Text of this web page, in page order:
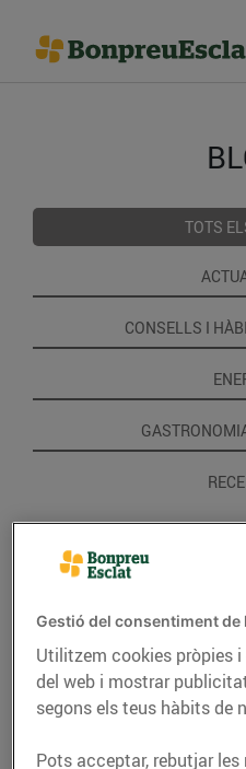
TOTS
CONSELLS I
Gestió del consentiment de
Utilitzem cookies pròpies i
del web i mostrar
segons els teus hàbits de
Pots acceptar, rebutjar